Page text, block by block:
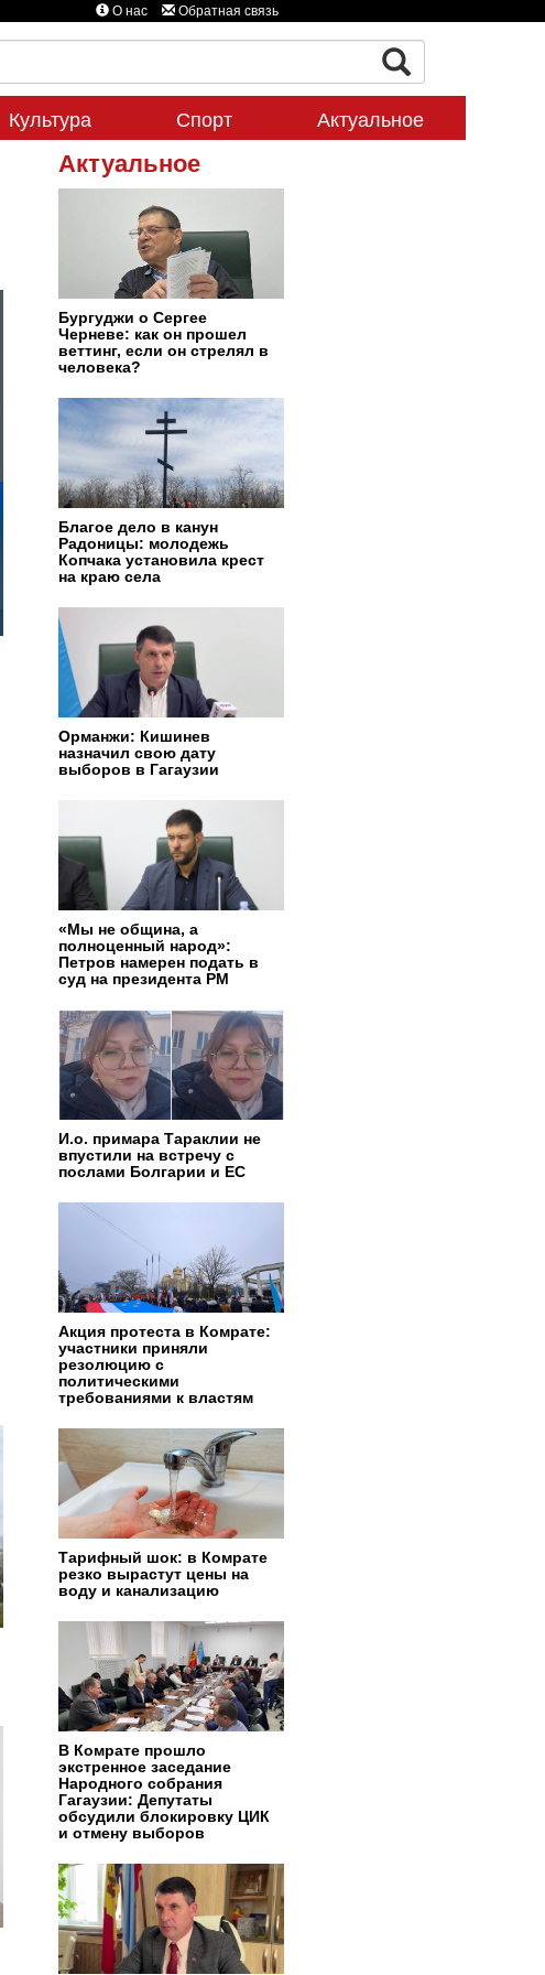
О нас Обратная связь
Культура Спорт Актуальное
Актуальное
Бургуджи о Сергее
Черневе: как он прошел
веттинг, если он стрелял в
человека?
Благое дело в канун
Радоницы: молодежь
Копчака установила крест
на краю села
Орманжи: Кишинев
назначил свою дату
выборов в Гагаузии
«Мы не община, а
полноценный народ»:
Петров намерен подать в
суд на президента РМ
И.о. примара Тараклии не
впустили на встречу с
послами Болгарии и ЕС
Акция протеста в Комрате:
участники приняли
резолюцию с
политическими
требованиями к властям
Тарифный шок: в Комрате
резко вырастут цены на
воду и канализацию
В Комрате прошло
экстренное заседание
Народного собрания
Гагаузии: Депутаты
обсудили блокировку ЦИК
и отмену выборов